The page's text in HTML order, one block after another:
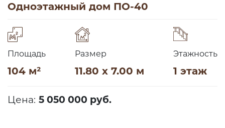
Одноэтажный дом ПО-40
Площадь
104 м²
Размер
11.80 x 7.00 м
Этажность
1 этаж
Цена: 5 050 000 руб.